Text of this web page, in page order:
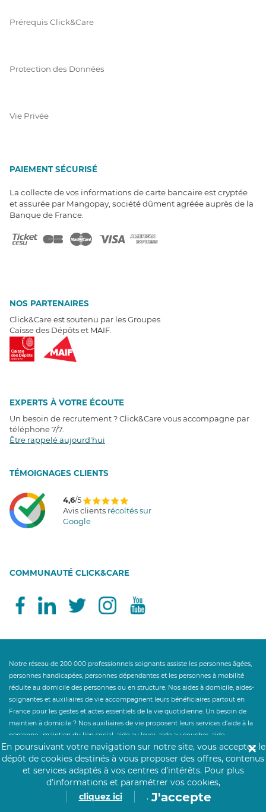
Prérequis Click&Care
Protection des Données
Vie Privée
PAIEMENT SÉCURISÉ
La collecte de vos informations de carte bancaire est cryptée
et assurée par Mangopay, société dûment agréée auprès de la
Banque de France.
NOS PARTENAIRES
Click&Care est soutenu par les Groupes
Caisse des Dépôts et MAIF.
EXPERTS À VOTRE ÉCOUTE
Un besoin de recrutement ? Click&Care vous accompagne par
téléphone 7/7
Être rappelé aujourd'hui
TÉMOIGNAGES CLIENTS
4,6/5
Avis clients récoltés sur
Google
COMMUNAUTÉ CLICK&CARE
Notre réseau de 200 000 professionnels soignants assiste les personnes âgées,
personnes handicapées, personnes dépendantes et les personnes à mobilité
réduite au domicile des personnes ou en structure. Nos aides à domicile, aides-
soignantes et auxiliaires de vie accompagnent leurs bénéficiaires partout en
France pour les gestes et actes essentiels de la vie quotidienne. Un besoin de
maintien à domicile ? Nos auxiliaires de vie proposent leurs services d'aide à la
personne : maintien du lien social, aide au lever, aide au coucher, aide
ménagère, aide à la toilette, aide à l'habillage, préparation des repas, aide à la
prise des repas, garde de jour et garde de nuit à la personne aidée. Notre service
d'aide à la personne accompagne le maintien à domicile et le retour à domicile
après hospitalisation. Click&Care ouvre droit à des aides financières telles que
l'Allocation Personnalisée d'Autonomie et au crédit d'impôt des services à la
personne à hauteur de 50%. Un besoin de personnel hospitalier en
En poursuivant votre navigation sur notre site, vous acceptez le
dépôt de cookies destinés à vous proposer des offres, contenus
et services adaptés à vos centres d’intérêts. Pour plus
d’informations et paramétrer vos cookies,
cliquez ici
. J'accepte
✕